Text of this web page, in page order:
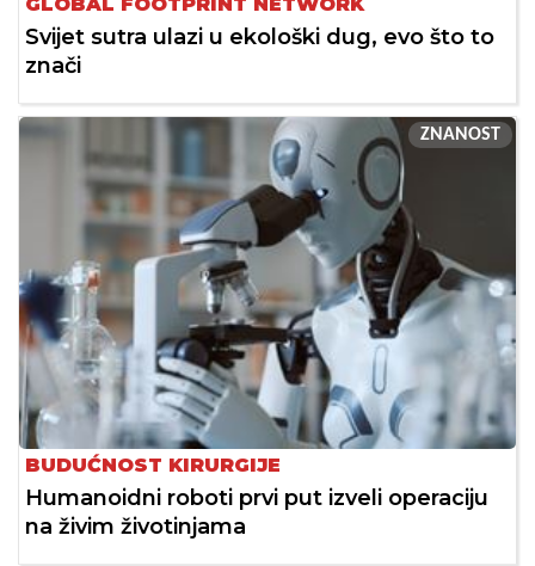
Svijet sutra ulazi u ekološki dug, evo što to
znači
ZNANOST
BUDUĆNOST KIRURGIJE
Humanoidni roboti prvi put izveli operaciju
na živim životinjama